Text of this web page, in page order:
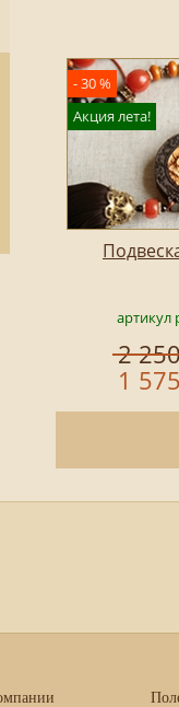
- 30 %
Акция лета!
артикул
2
1